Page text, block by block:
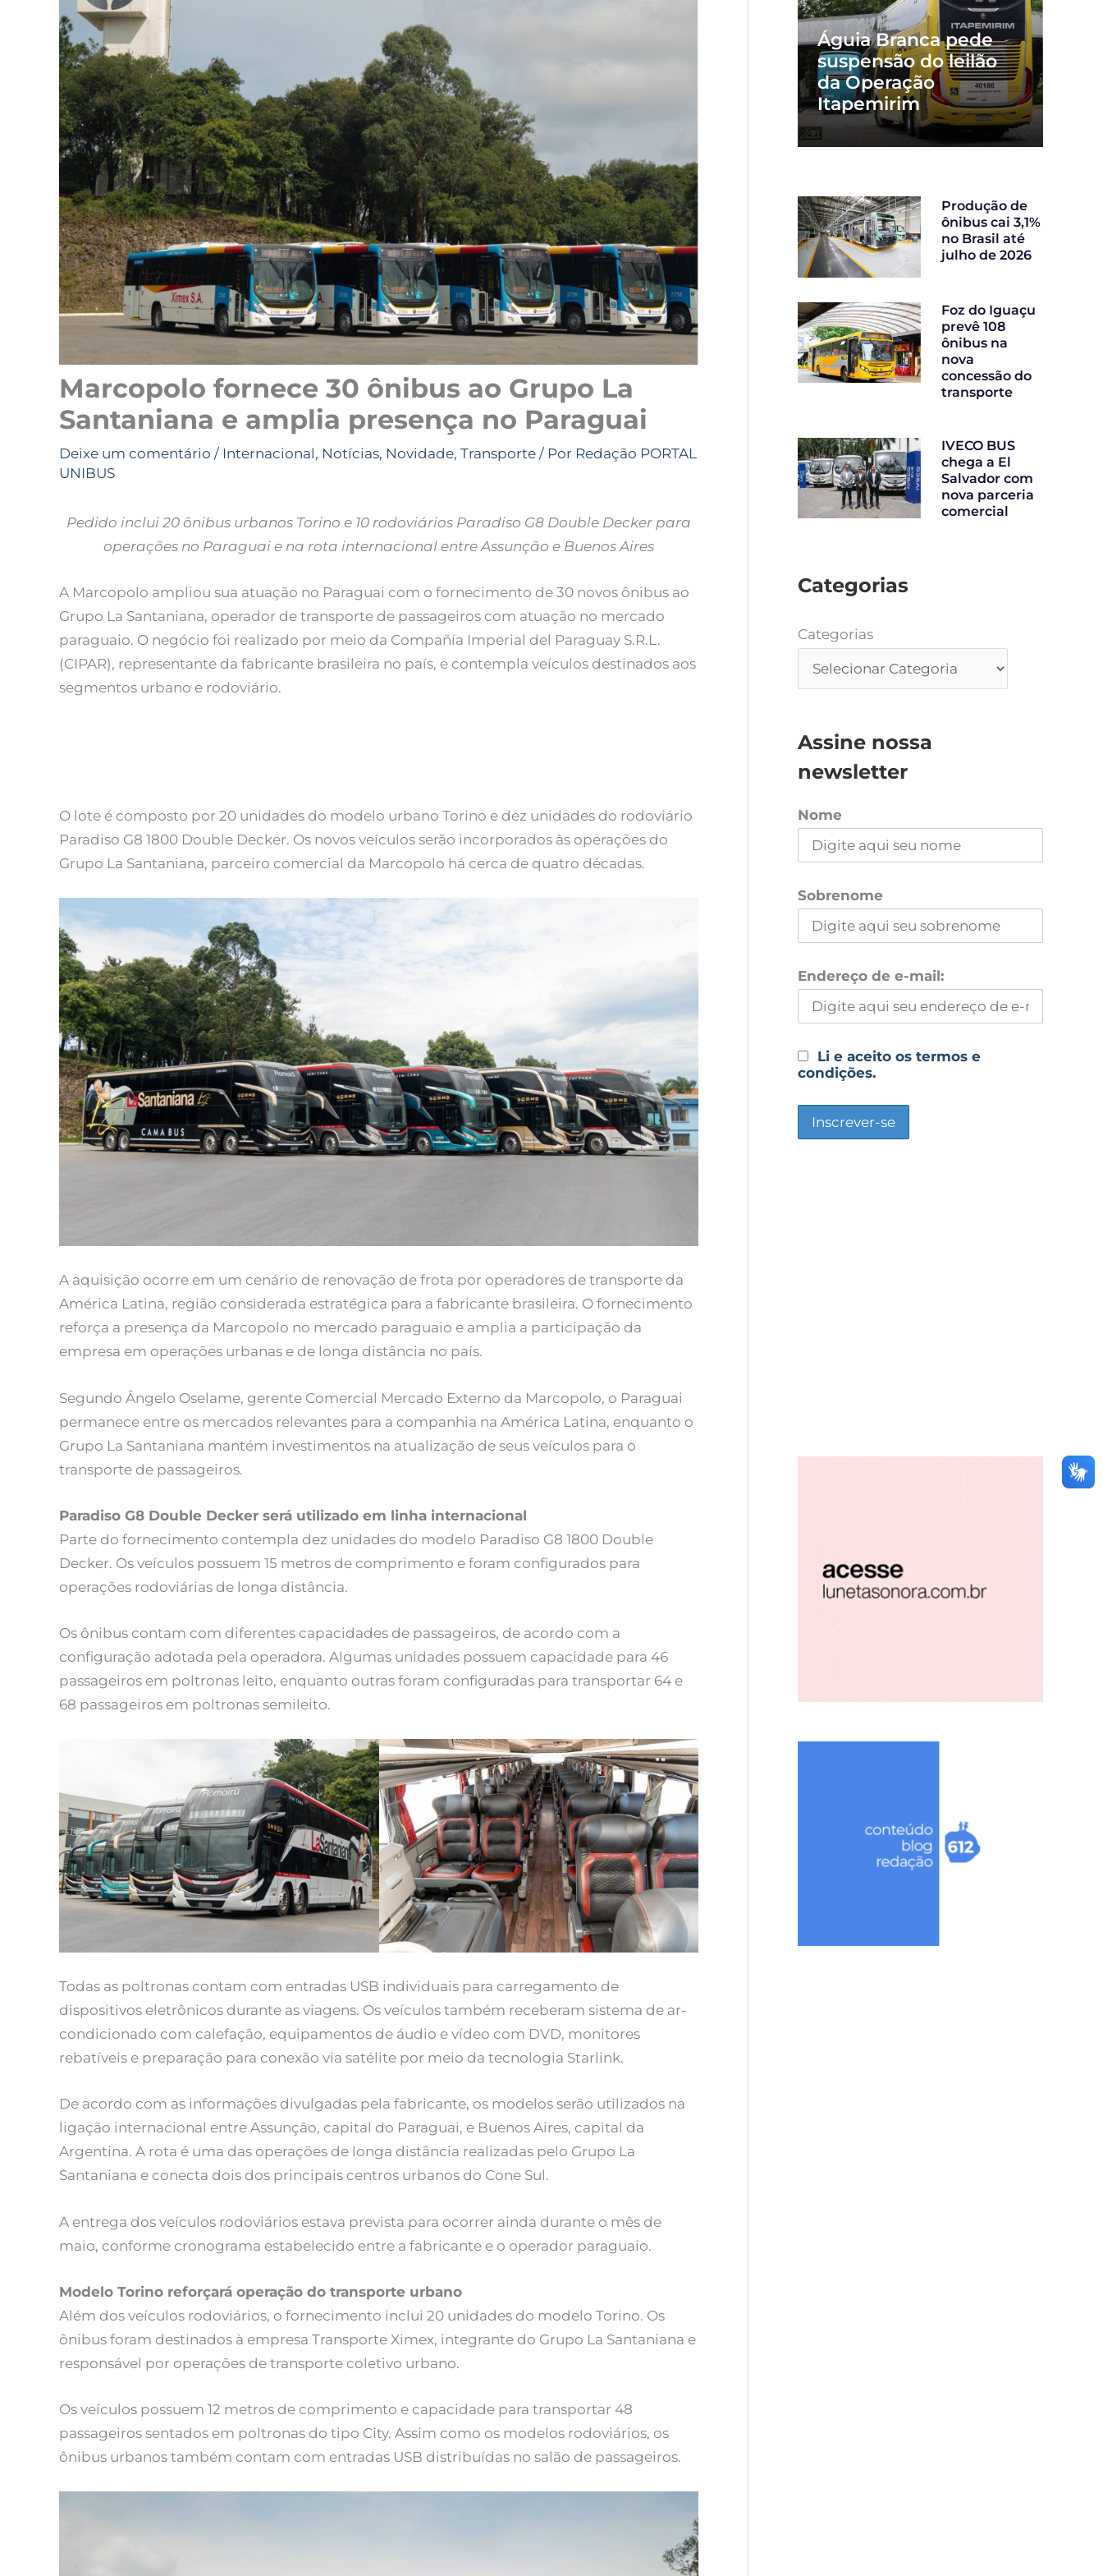
Marcopolo fornece 30 ônibus ao Grupo La
Santaniana e amplia presença no Paraguai
Deixe um comentário / Internacional, Notícias, Novidade, Transporte / Por Redação PORTAL
UNIBUS
Pedido inclui 20 ônibus urbanos Torino e 10 rodoviários Paradiso G8 Double Decker para
operações no Paraguai e na rota internacional entre Assunção e Buenos Aires
A Marcopolo ampliou sua atuação no Paraguai com o fornecimento de 30 novos ônibus ao
Grupo La Santaniana, operador de transporte de passageiros com atuação no mercado
paraguaio. O negócio foi realizado por meio da Compañía Imperial del Paraguay S.R.L.
(CIPAR), representante da fabricante brasileira no país, e contempla veículos destinados aos
segmentos urbano e rodoviário.
O lote é composto por 20 unidades do modelo urbano Torino e dez unidades do rodoviário
Paradiso G8 1800 Double Decker. Os novos veículos serão incorporados às operações do
Grupo La Santaniana, parceiro comercial da Marcopolo há cerca de quatro décadas.
A aquisição ocorre em um cenário de renovação de frota por operadores de transporte da
América Latina, região considerada estratégica para a fabricante brasileira. O fornecimento
reforça a presença da Marcopolo no mercado paraguaio e amplia a participação da
empresa em operações urbanas e de longa distância no país.
Segundo Ângelo Oselame, gerente Comercial Mercado Externo da Marcopolo, o Paraguai
permanece entre os mercados relevantes para a companhia na América Latina, enquanto o
Grupo La Santaniana mantém investimentos na atualização de seus veículos para o
transporte de passageiros.
Paradiso G8 Double Decker será utilizado em linha internacional
Parte do fornecimento contempla dez unidades do modelo Paradiso G8 1800 Double
Decker. Os veículos possuem 15 metros de comprimento e foram configurados para
operações rodoviárias de longa distância.
Os ônibus contam com diferentes capacidades de passageiros, de acordo com a
configuração adotada pela operadora. Algumas unidades possuem capacidade para 46
passageiros em poltronas leito, enquanto outras foram configuradas para transportar 64 e
68 passageiros em poltronas semileito.
Todas as poltronas contam com entradas USB individuais para carregamento de
dispositivos eletrônicos durante as viagens. Os veículos também receberam sistema de ar-
condicionado com calefação, equipamentos de áudio e vídeo com DVD, monitores
rebatíveis e preparação para conexão via satélite por meio da tecnologia Starlink.
De acordo com as informações divulgadas pela fabricante, os modelos serão utilizados na
ligação internacional entre Assunção, capital do Paraguai, e Buenos Aires, capital da
Argentina. A rota é uma das operações de longa distância realizadas pelo Grupo La
Santaniana e conecta dois dos principais centros urbanos do Cone Sul.
A entrega dos veículos rodoviários estava prevista para ocorrer ainda durante o mês de
maio, conforme cronograma estabelecido entre a fabricante e o operador paraguaio.
Modelo Torino reforçará operação do transporte urbano
Além dos veículos rodoviários, o fornecimento inclui 20 unidades do modelo Torino. Os
ônibus foram destinados à empresa Transporte Ximex, integrante do Grupo La Santaniana e
responsável por operações de transporte coletivo urbano.
Os veículos possuem 12 metros de comprimento e capacidade para transportar 48
passageiros sentados em poltronas do tipo City. Assim como os modelos rodoviários, os
ônibus urbanos também contam com entradas USB distribuídas no salão de passageiros.
Águia Branca pede
suspensão do leilão
da Operação
Itapemirim
Produção de
ônibus cai 3,1%
no Brasil até
julho de 2026
Foz do Iguaçu
prevê 108
ônibus na
nova
concessão do
transporte
IVECO BUS
chega a El
Salvador com
nova parceria
comercial
Categorias
Categorias
Assine nossa
newsletter
Nome
Sobrenome
Endereço de e-mail:
Li e aceito os termos e
condições.